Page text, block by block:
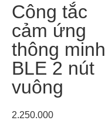
Công tắc
cảm ứng
thông minh
BLE 2 nút
vuông
2.250.000